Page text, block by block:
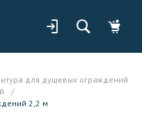
для душевых ограждений
/
2,2 м